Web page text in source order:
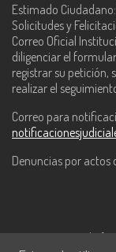
Estimado
Solicitudes y
Correo Oficial
diligenciar el
registrar su petición,
realizar el
Correo para
Denuncias por actos
Este contenido